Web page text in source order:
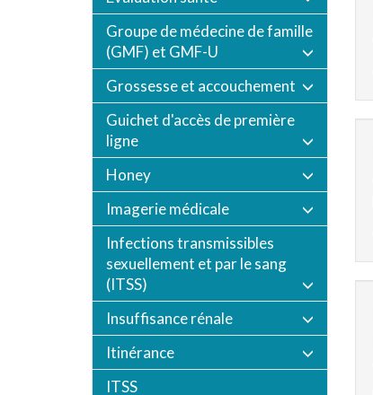
Groupe de médecine de famille
(GMF) et GMF-U
Grossesse et accouchement
Guichet d'accès de première
ligne
Honey
Imagerie médicale
Infections transmissibles
sexuellement et par le sang
(ITSS)
Insuffisance rénale
Itinérance
ITSS